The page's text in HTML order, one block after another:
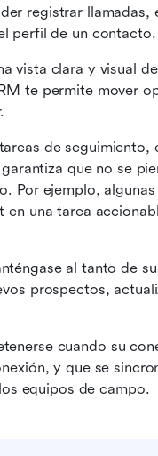
registrar llamadas,
perfil de un contacto.
vista clara y visual
te permite mover
de seguimiento,
que no se
Por ejemplo,
una tarea
al tanto de
prospectos,
cuando su
y que se
equipos de campo.